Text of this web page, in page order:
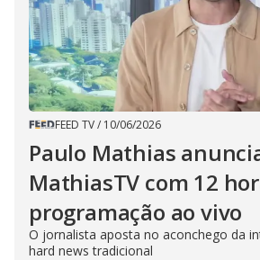
FEED TV/ 10/06/2026
Paulo Mathias
MathiasTV com 12
programação ao vivo
O jornalista aposta no aconchego da
hard news tradicional